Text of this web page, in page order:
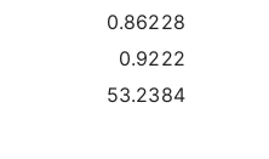
0.86228
0.9222
53.2384